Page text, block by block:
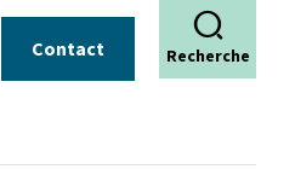
Contact Recherche